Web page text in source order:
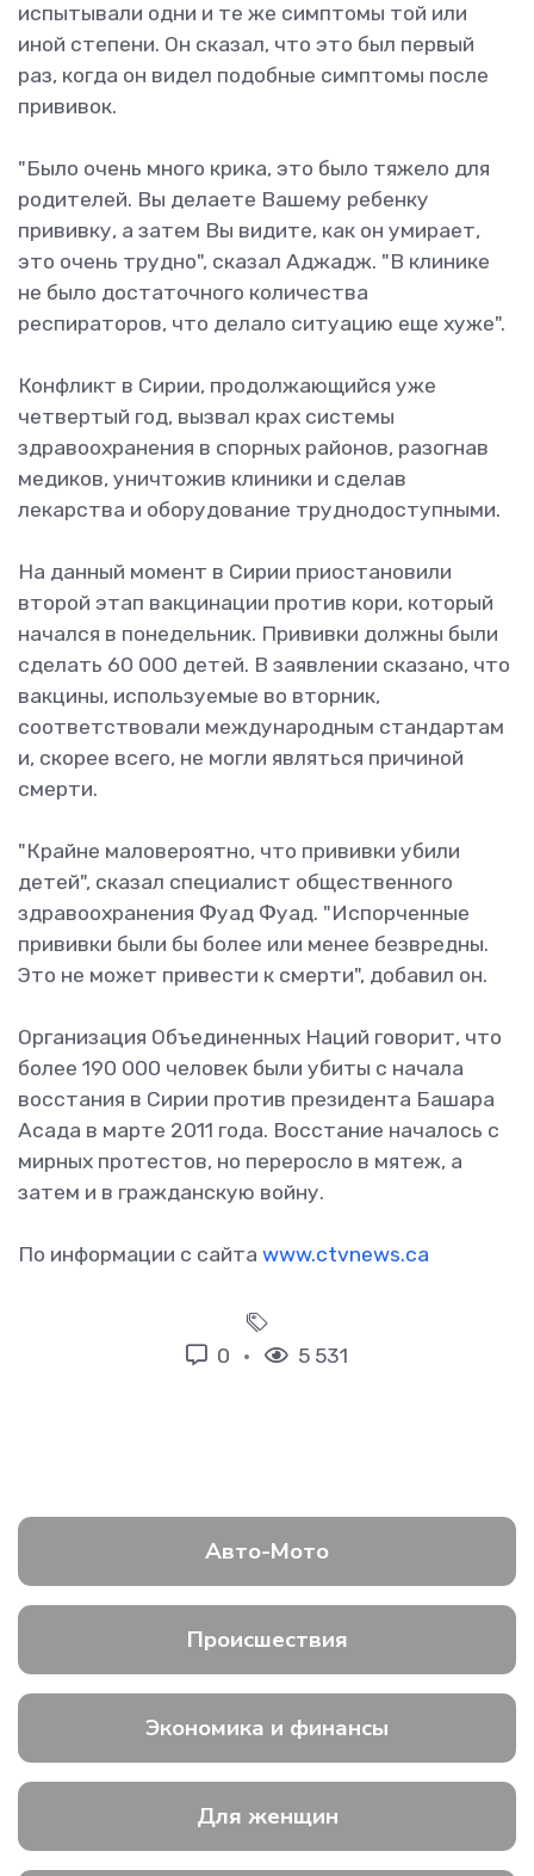
испытывали одни и те же симптомы той или
иной степени. Он сказал, что это был первый
раз, когда он видел подобные симптомы после
прививок.
"Было очень много крика, это было тяжело для
родителей. Вы делаете Вашему ребенку
прививку, а затем Вы видите, как он умирает,
это очень трудно", сказал Аджадж. "В клинике
не было достаточного количества
респираторов, что делало ситуацию еще хуже".
Конфликт в Сирии, продолжающийся уже
четвертый год, вызвал крах системы
здравоохранения в спорных районов, разогнав
медиков, уничтожив клиники и сделав
лекарства и оборудование труднодоступными.
На данный момент в Сирии приостановили
второй этап вакцинации против кори, который
начался в понедельник. Прививки должны были
сделать 60 000 детей. В заявлении сказано, что
вакцины, используемые во вторник,
соответствовали международным стандартам
и, скорее всего, не могли являться причиной
смерти.
"Крайне маловероятно, что прививки убили
детей", сказал специалист общественного
здравоохранения Фуад Фуад. "Испорченные
прививки были бы более или менее безвредны.
Это не может привести к смерти", добавил он.
Организация Объединенных Наций говорит, что
более 190 000 человек были убиты с начала
восстания в Сирии против президента Башара
Асада в марте 2011 года. Восстание началось с
мирных протестов, но переросло в мятеж, а
затем и в гражданскую войну.
По информации с сайта www.ctvnews.ca
0 5 531
Авто-Мото
Происшествия
Экономика и финансы
Для женщин